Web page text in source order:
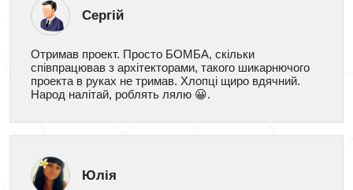
Сергій
Отримав проект. Просто БОМБА, скільки
співпрацював з архітекторами, такого шикарнючого
проекта в руках не тримав. Хлопці щиро вдячний.
Народ налітай, роблять лялю 😀.
Юлія